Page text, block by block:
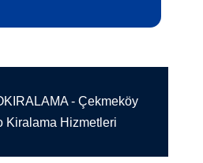
- Çekmeköy
Kiralama Hizmetleri